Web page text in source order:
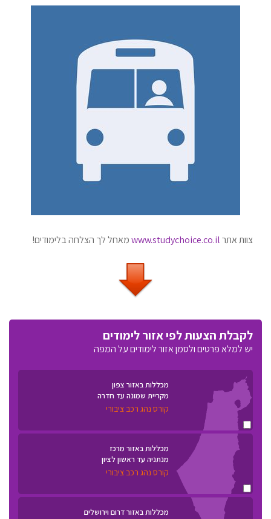
צוות אתרwww.studychoice.co.ilמאחל לך הצלחה בלימודים!
לקבלת הצעות לפי אזור לימודים
יש למלא פרטים ולסמן אזור לימודים על המפה
מכללות באזור צפון
מקריית שמונה עד חדרה
קורס נהג רכב ציבורי
מכללות באזור מרכז
מנתניה עד ראשון לציון
קורס נהג רכב ציבורי
מכללות באזור דרום וירושלים